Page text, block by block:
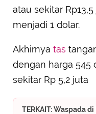
atau sekitar
menjadi 1 dolar.
Akhirnya tas
dengan harga 545
sekitar Rp 5,2 juta
TERKAIT: Waspada